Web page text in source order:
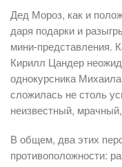
Дед Мороз, как и
даря подарки и
мини-представления.
Кирилл Цандер
однокурсника
сложилась не столь
неизвестный,
В общем, два этих
противоположности: